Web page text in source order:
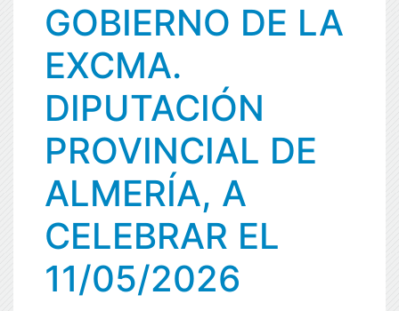
GOBIERNO DE LA
EXCMA.
DIPUTACIÓN
PROVINCIAL DE
ALMERÍA, A
CELEBRAR EL
11/05/2026